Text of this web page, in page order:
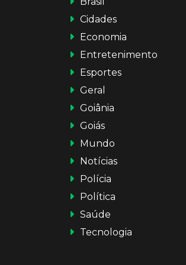
Cidades
Economia
Entretenimento
Esportes
Geral
Goiânia
Goiás
Mundo
Notícias
Polícia
Política
Saúde
Tecnologia